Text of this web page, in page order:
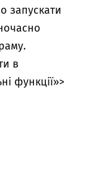
запускати
в
функції»>